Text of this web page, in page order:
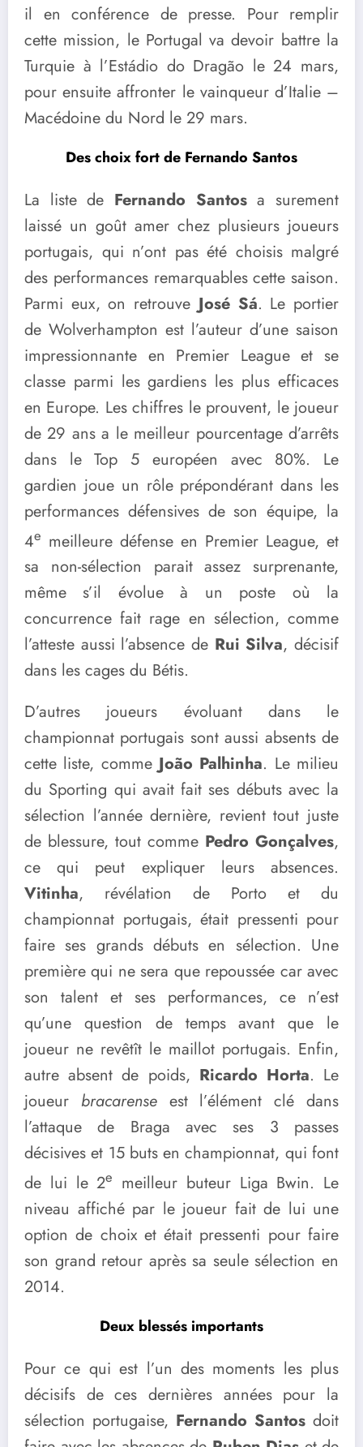
il en conférence de presse. Pour remplir
cette mission, le Portugal va devoir battre la
Turquie à l’Estádio do Dragão le 24 mars,
pour ensuite affronter le vainqueur d’Italie –
Macédoine du Nord le 29 mars.
Des choix fort de Fernando Santos
La liste de Fernando Santosa surement
laissé un goût amer chez plusieurs joueurs
portugais, qui n’ont pas été choisis malgré
des performances remarquables cette saison.
Parmi eux, on retrouve José Sá. Le portier
de Wolverhampton est l’auteur d’une saison
impressionnante en Premier League et se
classe parmi les gardiens les plus efficaces
en Europe. Les chiffres le prouvent, le joueur
de 29 ans a le meilleur pourcentage d’arrêts
dans le Top 5 européen avec 80%. Le
gardien joue un rôle prépondérant dans les
performances défensives de son équipe, la
4e meilleure défense en Premier League, et
sa non-sélection parait assez surprenante,
même s’il évolue à un poste où la
concurrence fait rage en sélection, comme
l’atteste aussi l’absence de Rui Silva, décisif
dans les cages du Bétis.
D’autres joueurs évoluant dans le
championnat portugais sont aussi absents de
cette liste, commeJoão Palhinha. Le milieu
du Sporting qui avait fait ses débuts avec la
sélection l’année dernière, revient tout juste
de blessure, tout comme Pedro Gonçalves,
ce qui peut expliquer leurs absences.
Vitinha, révélation de Porto et du
championnat portugais, était pressenti pour
faire ses grands débuts en sélection. Une
première qui ne sera que repoussée car avec
son talent et ses performances, ce n’est
qu’une question de temps avant que le
joueur ne revêtît le maillot portugais. Enfin,
autre absent de poids, Ricardo Horta. Le
joueur bracarenseest l’élément clé dans
l’attaque de Braga avec ses 3 passes
décisives et 15 buts en championnat, qui font
de lui le 2e meilleur buteur Liga Bwin. Le
niveau affiché par le joueur fait de lui une
option de choix et était pressenti pour faire
son grand retour après sa seule sélection en
2014.
Deux blessés importants
Pour ce qui est l’un des moments les plus
décisifs de ces dernières années pour la
sélection portugaise, Fernando Santos doit